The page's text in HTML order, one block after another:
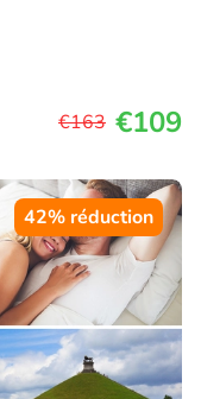
€163 €109
42% réduction